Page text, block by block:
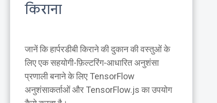
किराना
जानें कि हार्परडीबी किराने की दुकान की वस्तुओं के
लिए एक सहयोगी-फ़िल्टरिंग-आधारित अनुशंसा
प्रणाली बनाने के लिए TensorFlow
अनुशंसाकर्ताओं और TensorFlow.js का उपयोग